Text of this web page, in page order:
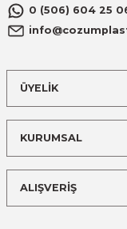
0 (506) 604 25
ÜYELİK
KURUMSAL
ALIŞVERİŞ